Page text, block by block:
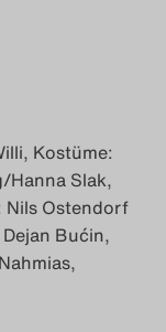
Kostüme:
Hanna Slak,
Nils Ostendorf
Bućin,